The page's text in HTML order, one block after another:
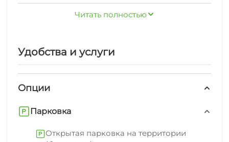
зайти в интернет.
Также мы предоставляем дополнительные
услуги: экскурсионные услуги, свч, стиральная
двор, беседка, спутниковое тв.Полный список
вы можете увидеть на странице нашего
В шаговой доступности находятся кафе,
Читать полностью
Удобства и услуги
Опции
Парковка
Открытая парковка на территории